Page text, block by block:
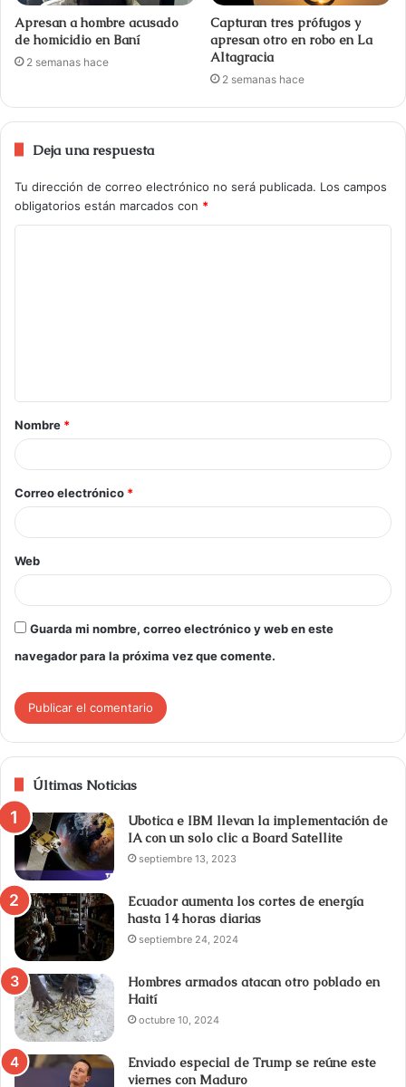
Apresan a hombre acusado
de homicidio en Baní
2 semanas hace
Capturan tres prófugos y
apresan otro en robo en La
Altagracia
2 semanas hace
Deja una respuesta
Tu dirección de correo electrónico no será publicada. Los campos
obligatorios están marcados con *
Nombre *
Correo electrónico *
Web
Guarda mi nombre, correo electrónico y web en este
navegador para la próxima vez que comente.
Últimas Noticias
Ubotica e IBM llevan la implementación de
IA con un solo clic a Board Satellite
septiembre 13, 2023
Ecuador aumenta los cortes de energía
hasta 14 horas diarias
septiembre 24, 2024
Hombres armados atacan otro poblado en
Haití
octubre 10, 2024
Enviado especial de Trump se reúne este
viernes con Maduro